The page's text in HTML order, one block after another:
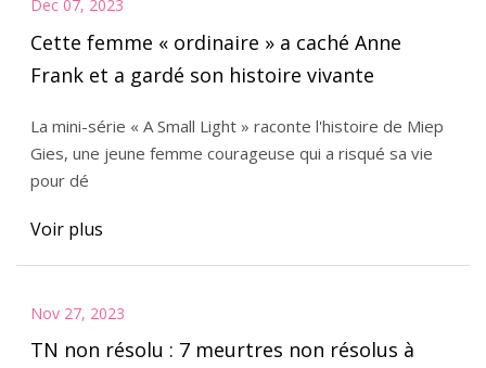
Dec 07, 2023
Cette femme « ordinaire » a caché Anne
Frank et a gardé son histoire vivante
La mini-série « A Small Light » raconte l'histoire de Miep
Gies, une jeune femme courageuse qui a risqué sa vie
pour dé
Voir plus
Nov 27, 2023
TN non résolu : 7 meurtres non résolus à